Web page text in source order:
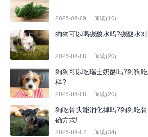
2026-08-09 阅读(10)
狗狗可以喝碳酸水吗?碳酸水
2026-08-08 阅读(20)
狗狗可以吃瑞士奶酪吗?狗狗
样?
2026-08-08 阅读(20)
狗吃骨头能消化掉吗?狗狗吃
确方式!
2026-08-07 阅读(34)